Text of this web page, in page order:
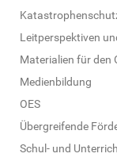
n
Leitperspektiven
Materialien für den
Medienbildung
OES
Übergreifende
Schul- und